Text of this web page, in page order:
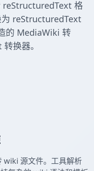
reStructuredText 格
reStructuredText
的 MediaWiki 转
换器。
wiki 源文件。工具解析